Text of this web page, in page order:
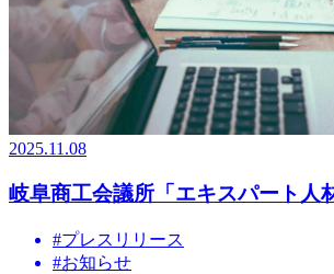
2025.11.08
岐阜商工会議所「エキスパート人
#プレスリリース
#お知らせ